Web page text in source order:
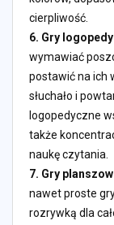
cierpliwość.
6. Gry
wymawiać
postawić na ich
słuchało i
logopedyczne
także
naukę czytania.
7. Gry
nawet proste
rozrywką dla